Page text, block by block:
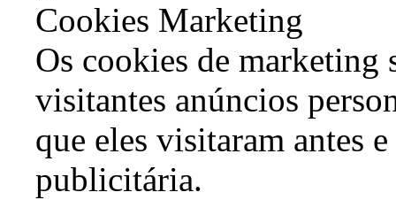
Cookies Marketing
Os cookies de marketing
visitantes anúncios
que eles visitaram antes
publicitária.